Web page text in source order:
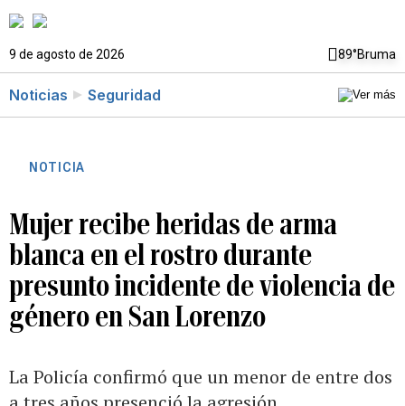
9 de agosto de 2026 89°Bruma
Noticias Seguridad
NOTICIA
Mujer recibe heridas de arma
blanca en el rostro durante
presunto incidente de violencia de
género en San Lorenzo
La Policía confirmó que un menor de entre dos